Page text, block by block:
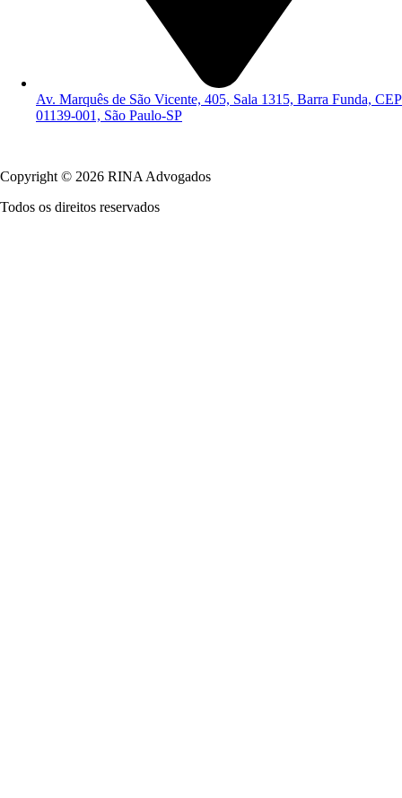
Av. Marquês de São Vicente, 405, Sala 1315, Barra Funda, CEP
01139-001, São Paulo-SP
Copyright © 2026 RINA Advogados
Todos os direitos reservados